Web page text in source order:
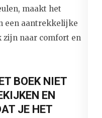
maakt het
een aantrekkelijke
zijn naar comfort en
BOEK NIET
EN
JE HET